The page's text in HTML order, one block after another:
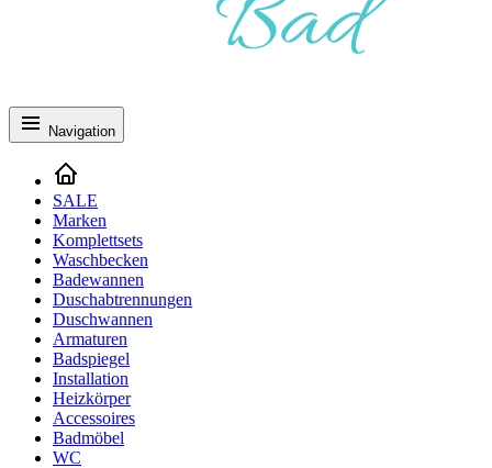
Navigation
SALE
Marken
Komplettsets
Waschbecken
Badewannen
Duschabtrennungen
Duschwannen
Armaturen
Badspiegel
Installation
Heizkörper
Accessoires
Badmöbel
WC